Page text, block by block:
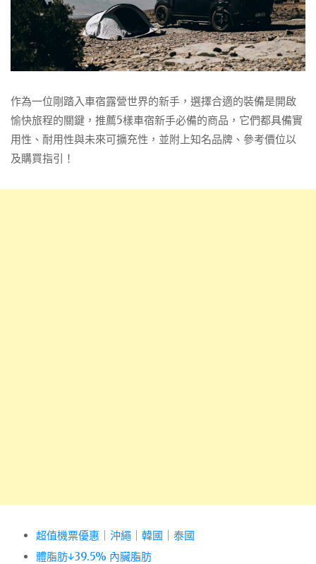
作為一位剛踏入車宿露營世界的新手，選擇合適的裝備是開啟
愉快旅程的關鍵，推薦5樣車宿新手必備的商品，它們都具備實
用性、耐用性與未來可擴充性，並附上知名品牌、參考價位以
及購買指引！
超值機票優惠 沖繩 韓國
泰國
體脂肪↓39.5% 內臟脂肪